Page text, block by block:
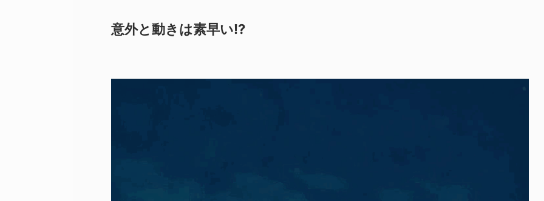
意外と動きは素早い!?